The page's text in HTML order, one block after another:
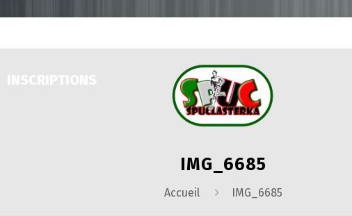
INSCRIPTIONS
IMG_6685
Accueil IMG_6685